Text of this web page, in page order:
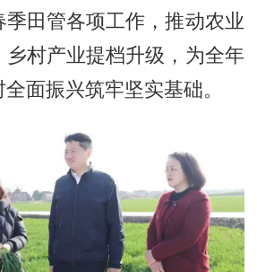
田管各项工作，推动农业
村产业提档升级，为全年
面振兴筑牢坚实基础。